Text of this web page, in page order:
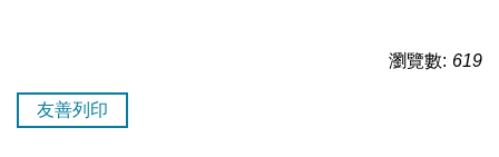
瀏覽數: 619
友善列印